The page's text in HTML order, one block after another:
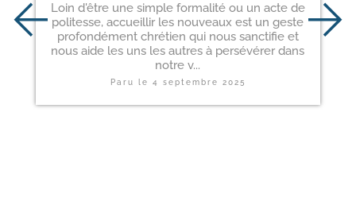
Loin d'être une simple formalité ou un acte de
politesse, accueillir les nouveaux est un geste
profondément chrétien qui nous sanctifie et
nous aide les uns les autres à persévérer dans
notre v...
Paru le 4 septembre 2025